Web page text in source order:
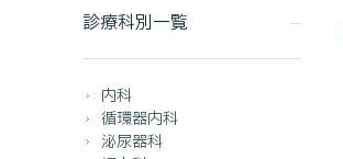
診療科別一覧
内科
循環器内科
泌尿器科